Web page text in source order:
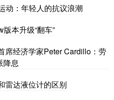
动：年轻人的抗议浪潮
本升级“翻车”
席经济学家Peter Cardillo：劳
降息
雷达液位计的区别